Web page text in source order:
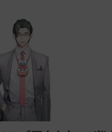
ブ「桃鈴ねね」のライ
トを使う迷惑客が話題